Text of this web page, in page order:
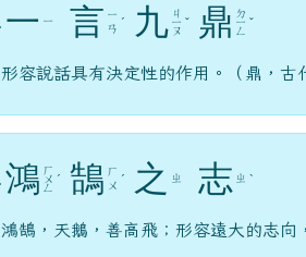
一 ㄧ 言 ㄧ
ㄢ ˊ 九 ㄐ
ㄧ
ㄡ
ˇ 鼎 ㄉ
ㄧ
ㄥ
ˇ
形容說話具有決定性的作用。（鼎，古
鴻 ㄏ
ㄨ
ㄥ
ˊ 鵠 ㄏ
ㄨ ˊ 之 ㄓ 志 ㄓ ˋ
鴻鵠，天鵝，善高飛；形容遠大的志向